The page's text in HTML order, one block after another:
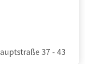
37 - 43